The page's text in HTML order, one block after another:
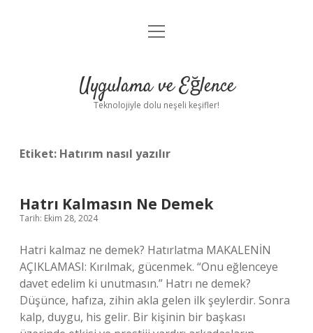
Anasayfa
Yasal Uyarı
menüyü
Uygulama ve Eğlence
Teknolojiyle dolu neşeli keşifler!
Etiket: Hatırım nasıl yazılır
Hatrı Kalmasın Ne Demek
Tarih: Ekim 28, 2024
Hatri kalmaz ne demek? Hatırlatma MAKALENİN
AÇIKLAMASI: Kırılmak, gücenmek. “Onu eğlenceye
davet edelim ki unutmasın.” Hatrı ne demek?
Düşünce, hafıza, zihin akla gelen ilk şeylerdir. Sonra
kalp, duygu, his gelir. Bir kişinin bir başkası